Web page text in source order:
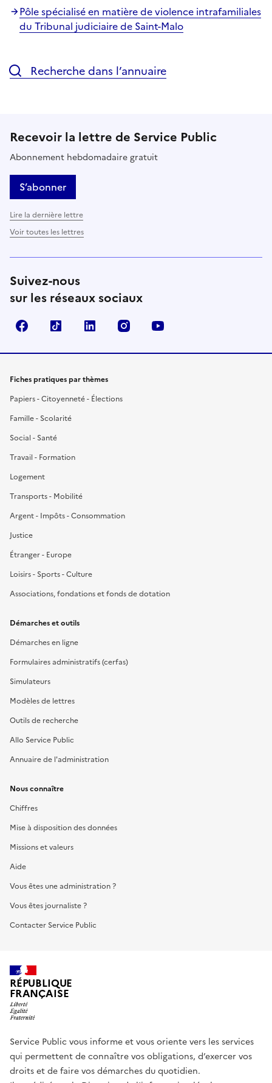
Pôle spécialisé en matière de violence intrafamiliales
du Tribunal judiciaire de Saint-Malo
Recherche dans l’annuaire
Recevoir la lettre de Service Public
Abonnement hebdomadaire gratuit
S’abonner
Lire la dernière lettre
Voir toutes les lettres
Suivez-nous
sur les réseaux sociaux
FacebookTikTok LinkedIn Instagram
Fiches pratiques par thèmes
Papiers - Citoyenneté - Élections
Famille - Scolarité
Social - Santé
Travail - Formation
Logement
Transports - Mobilité
Argent - Impôts - Consommation
Justice
Étranger - Europe
Loisirs - Sports - Culture
Associations, fondations et fonds de dotation
Démarches et outils
Démarches en ligne
Formulaires administratifs (cerfas)
Simulateurs
Modèles de lettres
Outils de recherche
Allo Service Public
Annuaire de l'administration
Nous connaître
Chiffres
Mise à disposition des données
Missions et valeurs
Aide
Vous êtes une administration ?
Vous êtes journaliste ?
Contacter Service Public
RÉPUBLIQUE
FRANÇAISE
Service Public vous informe et vous oriente vers les services
qui permettent de connaître vos obligations, d’exercer vos
droits et de faire vos démarches du quotidien.